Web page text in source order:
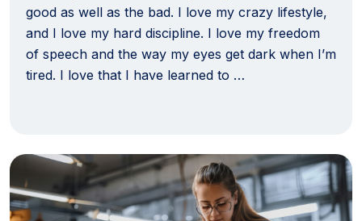
good as well as the bad. I love my crazy lifestyle,
and I love my hard discipline. I love my freedom
of speech and the way my eyes get dark when I’m
tired. I love that I have learned to …